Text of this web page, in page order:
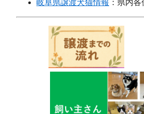
岐阜県譲渡犬猫情報 ：県内